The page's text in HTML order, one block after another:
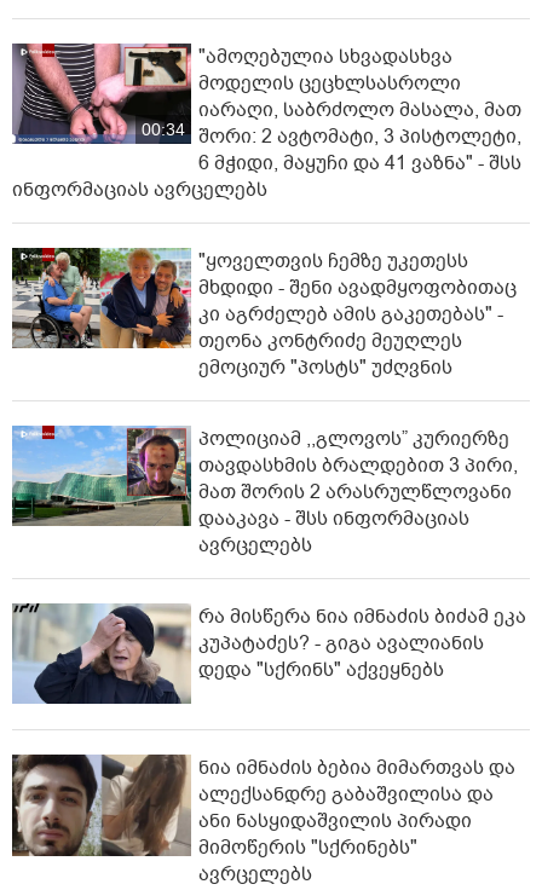
00:34
"ამოღებულია სხვადასხვა
მოდელის ცეცხლსასროლი
იარაღი, საბრძოლო მასალა, მათ
შორი: 2 ავტომატი, 3 პისტოლეტი,
6 მჭიდი, მაყუჩი და 41 ვაზნა" - შსს
ინფორმაციას ავრცელებს
"ყოველთვის ჩემზე უკეთესს
მხდიდი - შენი ავადმყოფობითაც
კი აგრძელებ ამის გაკეთებას" -
თეონა კონტრიძე მეუღლეს
ემოციურ "პოსტს" უძღვნის
პოლიციამ ,,გლოვოს” კურიერზე
თავდასხმის ბრალდებით 3 პირი,
მათ შორის 2 არასრულწლოვანი
დააკავა - შსს ინფორმაციას
ავრცელებს
რა მისწერა ნია იმნაძის ბიძამ ეკა
კუპატაძეს? - გიგა ავალიანის
დედა "სქრინს" აქვეყნებს
ნია იმნაძის ბებია მიმართვას და
ალექსანდრე გაბაშვილისა და
ანი ნასყიდაშვილის პირადი
მიმოწერის "სქრინებს"
ავრცელებს